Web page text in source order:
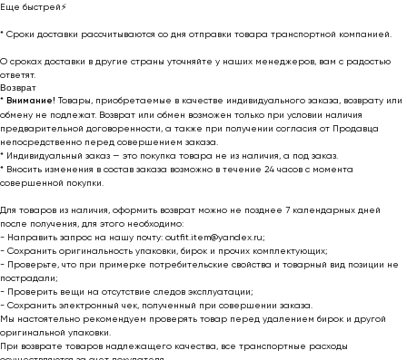
Еще быстрей⚡
* Cроки доставки рассчитываются со дня отправки товара транспортной компанией.
О сроках доставки в другие страны уточняйте у наших менеджеров, вам с радостью
ответят.
Возврат
* Внимание! Товары, приобретаемые в качестве индивидуального заказа, возврату или
обмену не подлежат. Возврат или обмен возможен только при условии наличия
предварительной договоренности, а также при получении согласия от Продавца
непосредственно перед совершением заказа.
* Индивидуальный заказ — это покупка товара не из наличия, а под заказ.
* Вносить изменения в состав заказа возможно в течение 24 часов с момента
совершенной покупки.
Для товаров из наличия, оформить возврат можно не позднее 7 календарных дней
после получения, для этого необходимо:
- Направить запрос на нашу почту: outfit.item@yandex.ru;
- Сохранить оригинальность упаковки, бирок и прочих комплектующих;
- Проверьте, что при примерке потребительские свойства и товарный вид позиции не
пострадали;
- Проверить вещи на отсутствие следов эксплуатации;
- Сохранить электронный чек, полученный при совершении заказа.
Мы настоятельно рекомендуем проверять товар перед удалением бирок и другой
оригинальной упаковки.
При возврате товаров надлежащего качества, все транспортные расходы